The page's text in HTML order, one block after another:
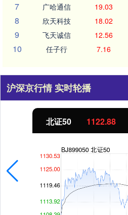
7 广哈通信 19.03
8 欣天科技 18.02
9 飞天诚信 12.56
10 任子行 7.16
沪深京行情 实时轮播
北证50 1122.88